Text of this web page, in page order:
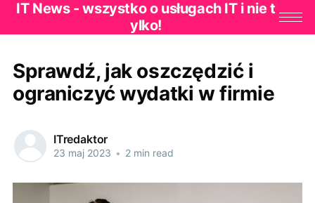
IT News - wszystko o usługach IT i nie t
ylko!
Sprawdź, jak oszczędzić i
ograniczyć wydatki w firmie
ITredaktor
23 maj 2023 • 2 min read